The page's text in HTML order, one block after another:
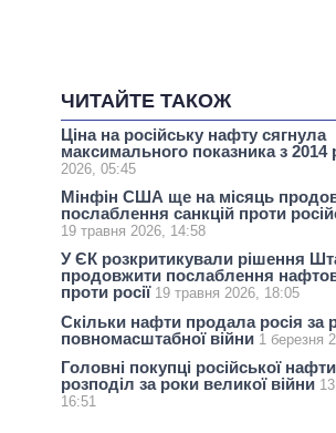
ЧИТАЙТЕ ТАКОЖ
Ціна на російську нафту сягнула
максимального показника з 2014
2026, 05:45
Мінфін США ще на місяць
послаблення санкцій проти
19 травня 2026, 14:58
У ЄК розкритикували рішення
продовжити послаблення
проти росії 19 травня 2026, 18:05
Скільки нафти продала росія за
повномасштабної війни 1 березня
Головні покупці російської нафти
розподіл за роки великої війни
16:51